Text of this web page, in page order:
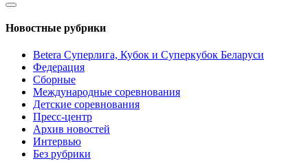
Новостные рубрики
Betera Суперлига, Кубок и Суперкубок Беларуси
Федерация
Сборные
Международные соревнования
Детские соревнования
Пресс-центр
Архив новостей
Интервью
Без рубрики